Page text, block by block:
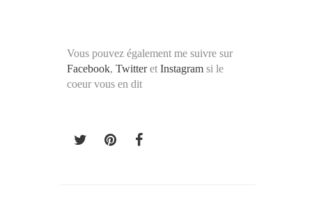
Vous pouvez également me suivre sur
Facebook, Twitteret Instagram si le
coeur vous en dit